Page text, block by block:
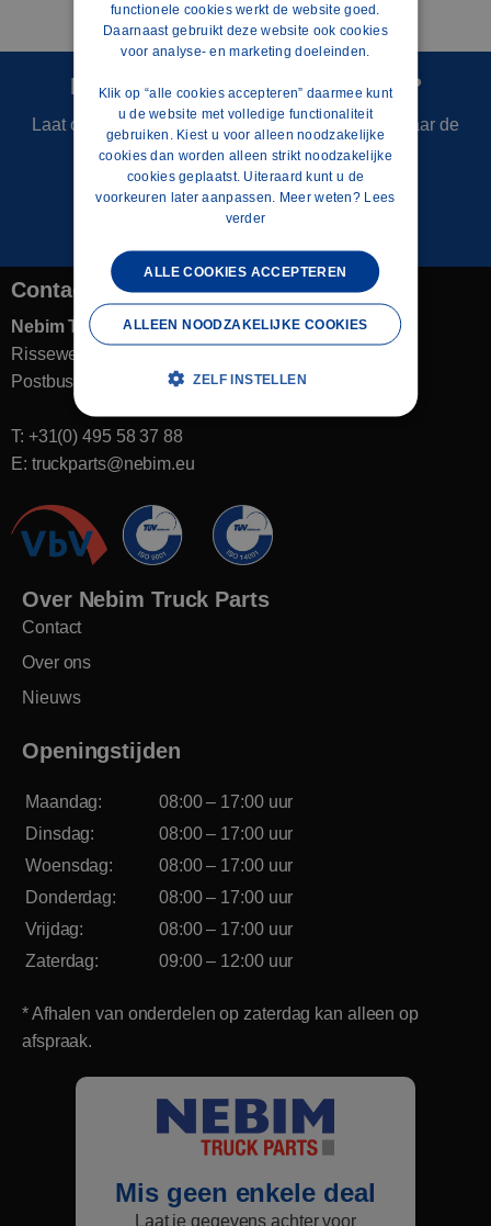
Heb je zelf onderdelen te koop?
Laat ons dit dan weten! We zullen samen kijken naar de
mogelijkheden.
Mail ons
Contactgegevens
Nebim Truck Parts
Risseweg 36 6004 RM Weert
Postbus 10456, 6000 GL Weert
T: +31(0) 495 58 37 88
E: truckparts@nebim.eu
Over Nebim Truck Parts
Contact
Over ons
Nieuws
Openingstijden
Maandag:
08:00 – 17:00 uur
Dinsdag:
08:00 – 17:00 uur
Woensdag:
08:00 – 17:00 uur
Donderdag:
08:00 – 17:00 uur
Vrijdag:
08:00 – 17:00 uur
Zaterdag:
09:00 – 12:00 uur
* Afhalen van onderdelen op zaterdag kan alleen op
afspraak.
Mis geen enkele deal
Laat je gegevens achter voor
ENGLISH
FRENCH
SPANISH
GERMAN
functionele cookies werkt de website goed.
Daarnaast gebruikt deze website ook cookies
voor analyse- en marketing doeleinden.
Klik op “alle cookies accepteren” daarmee kunt
u de website met volledige functionaliteit
gebruiken. Kiest u voor alleen noodzakelijke
cookies dan worden alleen strikt noodzakelijke
cookies geplaatst. Uiteraard kunt u de
voorkeuren later aanpassen. Meer weten? Lees
verder
ALLE COOKIES ACCEPTEREN
ALLEEN NOODZAKELIJKE COOKIES
ZELF INSTELLEN